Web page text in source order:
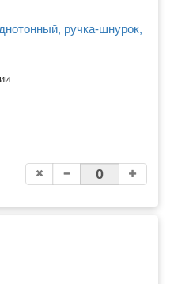
ручка-шнурок,